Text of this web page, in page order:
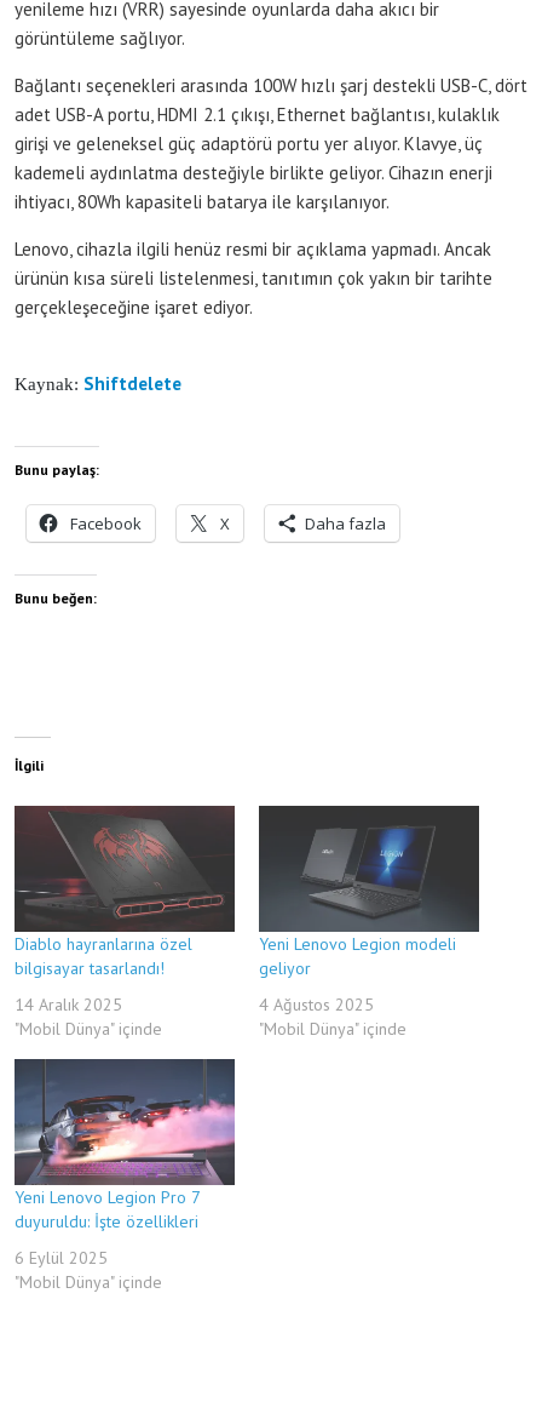
yenileme hızı (VRR) sayesinde oyunlarda daha akıcı bir
görüntüleme sağlıyor.
Bağlantı seçenekleri arasında 100W hızlı şarj destekli USB-C, dört
adet USB-A portu, HDMI 2.1 çıkışı, Ethernet bağlantısı, kulaklık
girişi ve geleneksel güç adaptörü portu yer alıyor. Klavye, üç
kademeli aydınlatma desteğiyle birlikte geliyor. Cihazın enerji
ihtiyacı, 80Wh kapasiteli batarya ile karşılanıyor.
Lenovo, cihazla ilgili henüz resmi bir açıklama yapmadı. Ancak
ürünün kısa süreli listelenmesi, tanıtımın çok yakın bir tarihte
gerçekleşeceğine işaret ediyor.
Kaynak: Shiftdelete
Bunu paylaş:
Facebook X Daha fazla
Bunu beğen:
İlgili
Diablo hayranlarına özel
bilgisayar tasarlandı!
14 Aralık 2025
"Mobil Dünya" içinde
Yeni Lenovo Legion modeli
geliyor
4 Ağustos 2025
"Mobil Dünya" içinde
Yeni Lenovo Legion Pro 7
duyuruldu: İşte özellikleri
6 Eylül 2025
"Mobil Dünya" içinde